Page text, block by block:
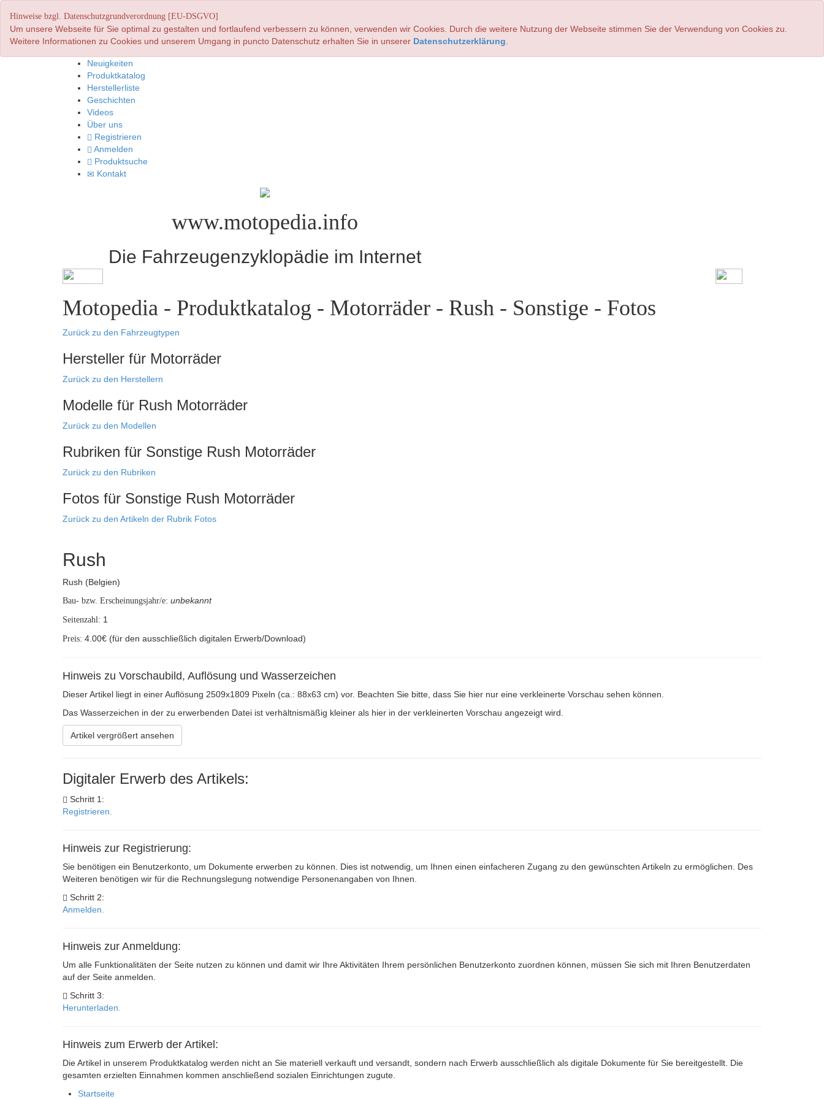
Hinweise bzgl. Datenschutzgrundverordnung [EU-DSGVO]
Um unsere Webseite für Sie optimal zu gestalten und fortlaufend verbessern zu können, verwenden wir Cookies. Durch die weitere Nutzung der Webseite stimmen Sie der Verwendung von Cookies zu.
Weitere Informationen zu Cookies und unserem Umgang in puncto Datenschutz erhalten Sie in unserer Datenschutzerklärung
Neuigkeiten
Produktkatalog
Herstellerliste
Geschichten
Videos
Über uns
Registrieren
Anmelden
Produktsuche
Kontakt
www.motopedia.info
Die Fahrzeugenzyklopädie im Internet
Motopedia - Produktkatalog - Motorräder - Rush - Sonstige - Fotos
Zurück zu den Fahrzeugtypen
Hersteller für Motorräder
Zurück zu den Herstellern
Modelle für Rush Motorräder
Zurück zu den Modellen
Rubriken für Sonstige Rush Motorräder
Zurück zu den Rubriken
Fotos für Sonstige Rush Motorräder
Zurück zu den Artikeln der Rubrik Fotos
Rush
Rush (Belgien)
Bau- bzw. Erscheinungsjahr/e: unbekannt
Seitenzahl: 1
Preis: 4.00€ (für den ausschließlich digitalen Erwerb/Download)
Hinweis zu Vorschaubild, Auflösung und Wasserzeichen
Dieser Artikel liegt in einer Auflösung 2509x1809 Pixeln (ca.: 88x63 cm) vor. Beachten Sie bitte, dass Sie hier nur eine verkleinerte Vorschau sehen können.
Das Wasserzeichen in der zu erwerbenden Datei ist verhältnismäßig kleiner als hier in der verkleinerten Vorschau angezeigt wird.
Artikel vergrößert ansehen
Digitaler Erwerb des Artikels:
Schritt 1:
Registrieren.
Hinweis zur Registrierung:
Sie benötigen ein Benutzerkonto, um Dokumente erwerben zu können. Dies ist notwendig, um Ihnen einen einfacheren Zugang zu den gewünschten Artikeln zu ermöglichen. Des
Weiteren benötigen wir für die Rechnungslegung notwendige Personenangaben von Ihnen.
Schritt 2:
Anmelden.
Hinweis zur Anmeldung:
Um alle Funktionalitäten der Seite nutzen zu können und damit wir Ihre Aktivitäten Ihrem persönlichen Benutzerkonto zuordnen können, müssen Sie sich mit Ihren Benutzerdaten
auf der Seite anmelden.
Schritt 3:
Herunterladen.
Hinweis zum Erwerb der Artikel:
Die Artikel in unserem Produktkatalog werden nicht an Sie materiell verkauft und versandt, sondern nach Erwerb ausschließlich als digitale Dokumente für Sie bereitgestellt. Die
gesamten erzielten Einnahmen kommen anschließend sozialen Einrichtungen zugute.
Startseite